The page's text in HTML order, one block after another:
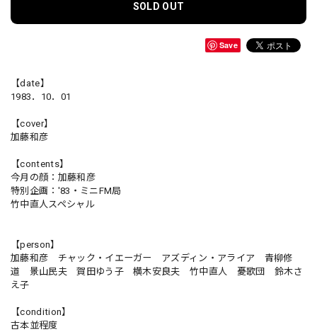
SOLD OUT
Save
【date】
1983．10．01
【cover】
加藤和彦
【contents】
今月の顔：加藤和彦
特別企画：'83・ミニFM局
竹中直人スペシャル
【person】
加藤和彦 チャック・イエーガー アズディン・アライア 青柳修
道 景山民夫 賀田ゆう子 横木安良夫 竹中直人 憂歌団 鈴木さ
え子
【condition】
古本並程度